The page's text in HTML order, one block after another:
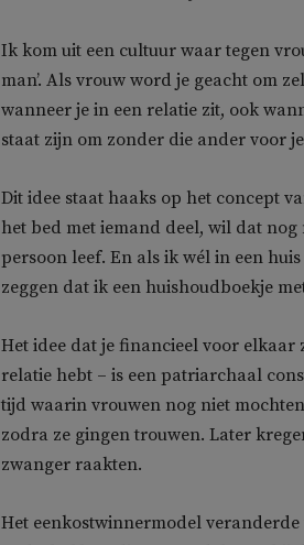
Ik kom uit een cultuur waar tegen
man’. Als vrouw word je geacht om
wanneer je in een relatie zit, ook
staat zijn om zonder die ander voor
Dit idee staat haaks op het concept
het bed met iemand deel, wil dat
persoon leef. En als ik wél in een
zeggen dat ik een huishoudboekje
Het idee dat je financieel voor elkaar
relatie hebt – is een patriarchaal
tijd waarin vrouwen nog niet
zodra ze gingen trouwen. Later
zwanger raakten.
Het eenkostwinnermodel